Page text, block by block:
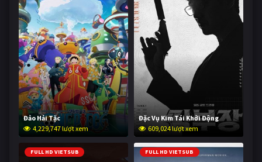
Đảo Hải Tặc
4,229,747 lượt xem
Đặc Vụ Kim Tái Khởi Động
609,024 lượt xem
FULL HD VIETSUB FULL HD VIETSUB